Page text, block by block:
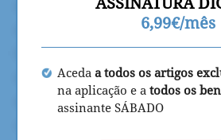
6,99€/mês
Aceda a todos os artigos
na aplicação e a todos os
assinante SÁBADO